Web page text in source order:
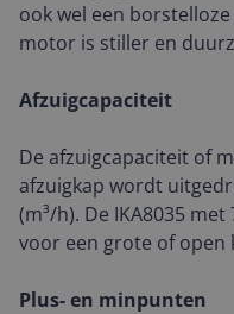
ook wel een
motor is stiller en
Afzuigcapaciteit
De afzuigcapaciteit of
afzuigkap wordt
(m³/h). De IKA8035
voor een grote of open
Plus- en minpunten